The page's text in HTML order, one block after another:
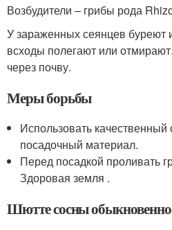
Возбудители – грибы рода
У зараженных сеянцев буреют
всходы полегают или
через почву.
Меры борьбы
Использовать качественный
посадочный материал.
Перед посадкой проливать
Здоровая земля .
Шютте сосны